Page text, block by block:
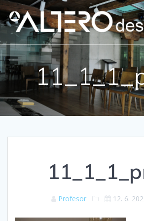
Přeskočit
na
obsah
Profesor 12. 6.